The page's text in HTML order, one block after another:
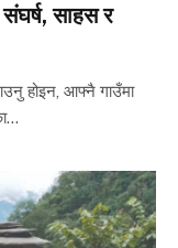
संघर्ष, साहस र
होइन, आफ्नै गाउँमा